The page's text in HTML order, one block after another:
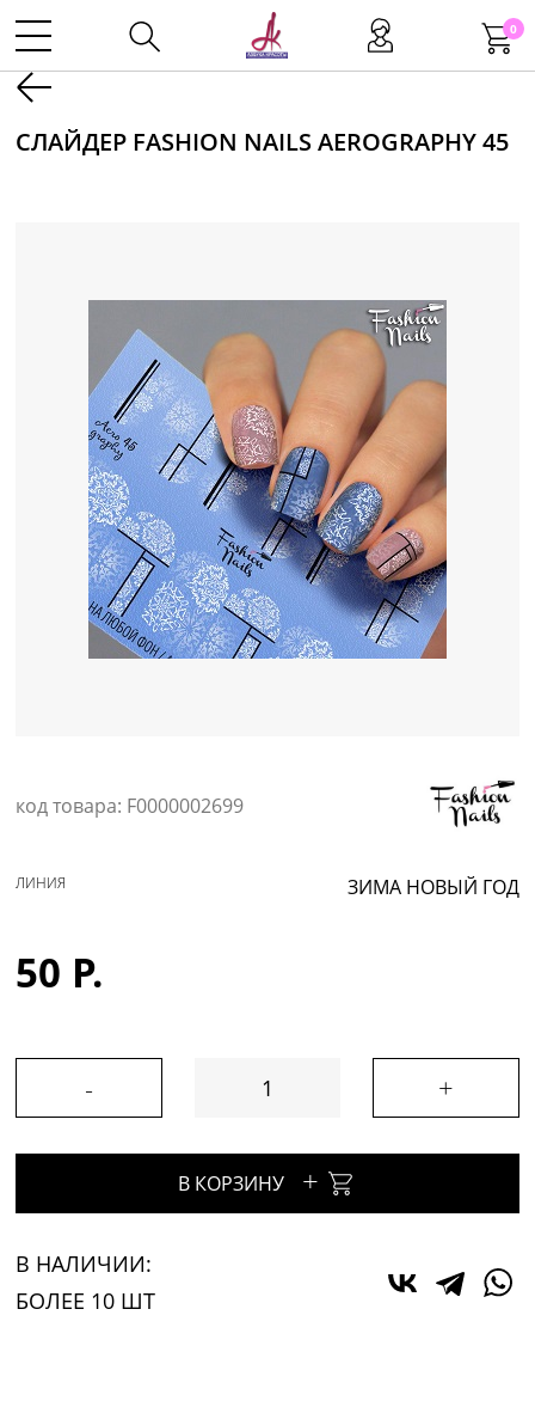
0
Макияж
Маникюр
Одноразовая продукция
Уход за кожей
СЛАЙДЕР FASHION NAILS AEROGRAPHY 45
код товара: F0000002699
ЗИМА НОВЫЙ ГОД
ЛИНИЯ
50 Р.
- +
В КОРЗИНУ +
В НАЛИЧИИ:
БОЛЕЕ 10 ШТ